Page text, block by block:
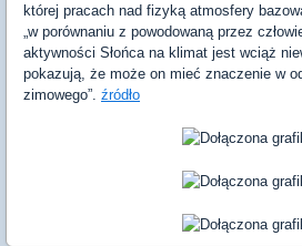
której pracach nad fizyką atmosfery
„w porównaniu z powodowaną przez
aktywności Słońca na klimat jest wciąż
pokazują, że może on mieć znaczenie w
zimowego”. źródło